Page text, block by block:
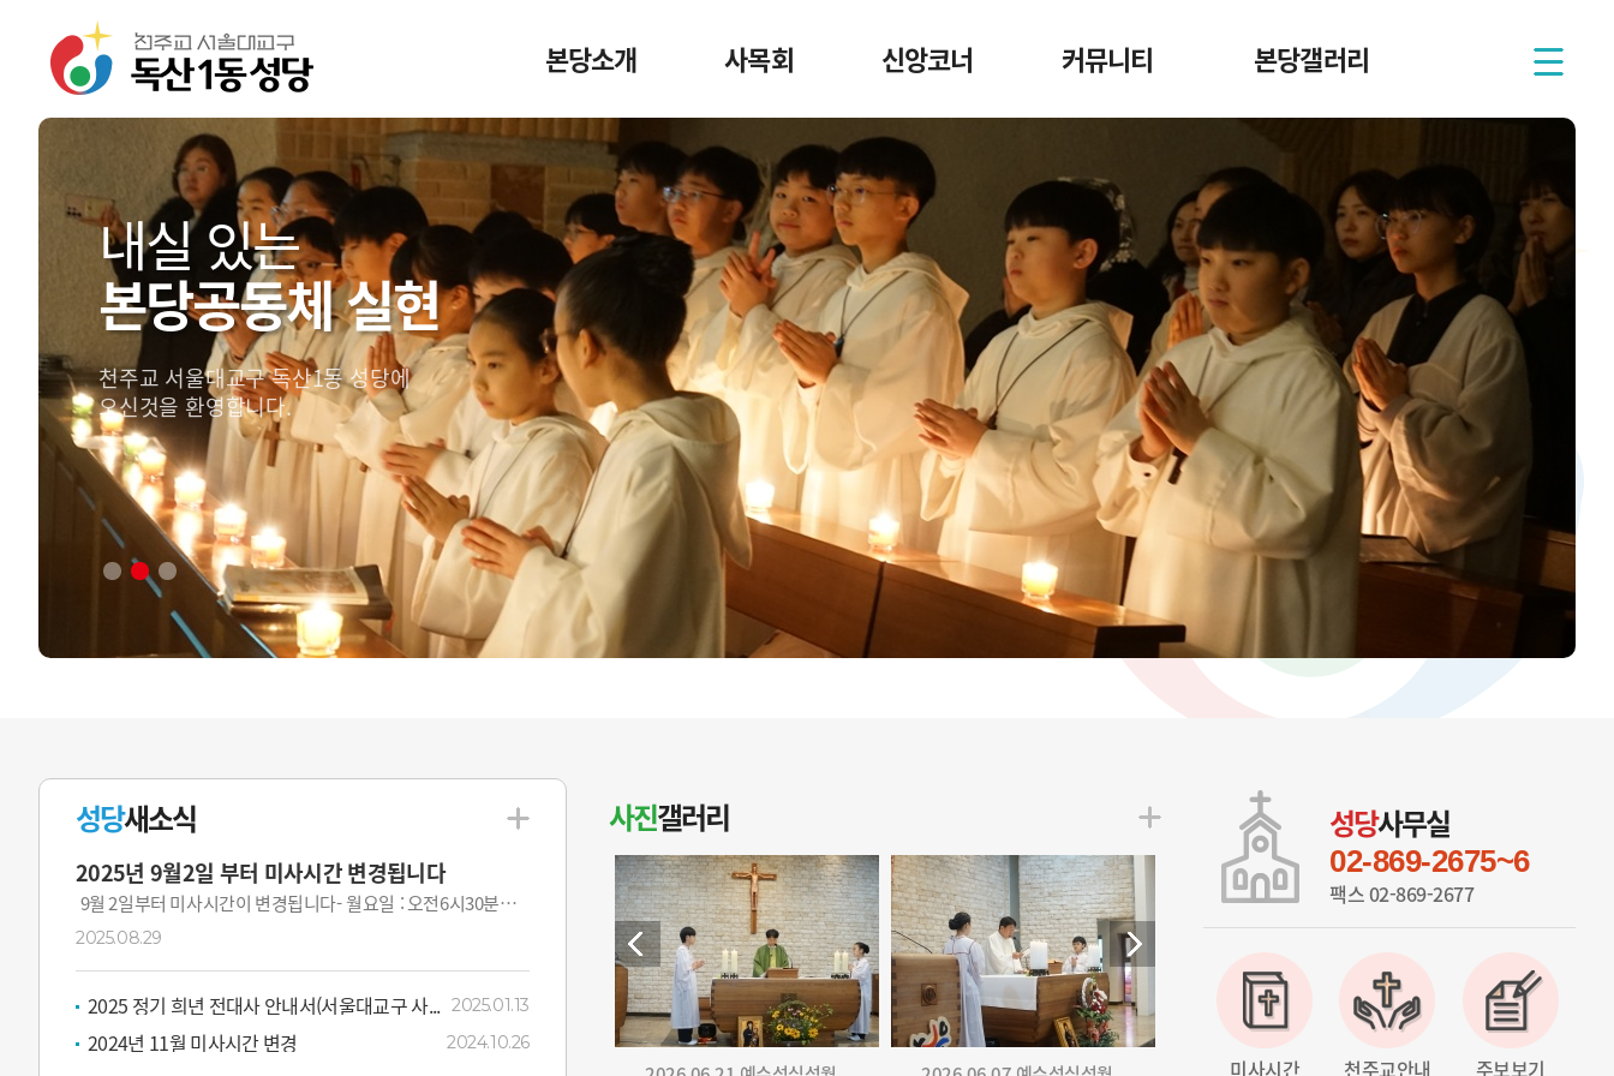
본당소개
미사안내
일반현황
심볼
신부님
본당사무실
성당새소식
독산1동 주보
찾아오시는길
사목회
사목회
단체장구성
구역관할도
신앙코너
천주교안내
나의 의견
마음을 다스리는 글
본당역사자료실
커뮤니티
전례부
연령회
성가대
예비자 교리봉사회
청소년단체
자모회
성서모임
남성구역
여성구역
꾸리아
울뜨레야
본당갤러리
본당행사사진
본당행사영상
본당행사일정
내실 있는
본당공동체 실현
천주교 서울대교구 독산1동 성당에
오신것을 환영합니다.
성당새소식
2025년 9월2일 부터 미사시간 변경됩니다
9월 2일부터 미사시간이 변경됩니다- 월요일 : 오전6시30분
(변동 없음)- 화요일 : 오후7시(오전 10시미사 폐지)- 수·목...
2025.08.29
2025 정기 희년 전대사 안내서(서울대교구 사... 2025.01.13
2024년 11월 미사시간 변경 2024.10.26
사진갤러리 성당사무실
02-869-2675~6
팩스 02-869-2677
미사시간 천주교안내 주보보기